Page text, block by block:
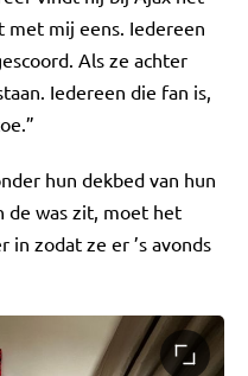
met mij eens. Iedereen
Als ze achter
Iedereen die fan is,
hun dekbed van hun
de was zit, moet het
zodat ze er ’s avonds